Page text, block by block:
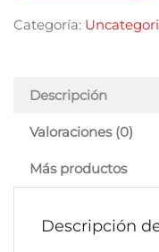
Categoría:
Descripción
Valoraciones (0)
Más productos
Descripción